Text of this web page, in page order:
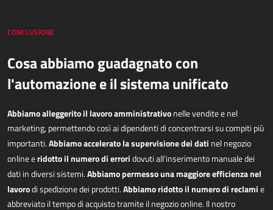
CONCLUSIONE
Cosa abbiamo guadagnato con
l'automazione e il sistema unificato
Abbiamo alleggerito il lavoro amministrativo nelle vendite e nel
marketing, permettendo così ai dipendenti di concentrarsi su compiti più
importanti. Abbiamo accelerato la supervisione dei dati nel negozio
online eridotto il numero di errori dovuti all'inserimento manuale dei
dati in diversi sistemi. Abbiamo permesso una maggiore efficienza nel
lavorodi spedizione dei prodotti. Abbiamo ridotto il numero di reclami e
abbreviato il tempo di acquisto tramite il negozio online. Il nostro